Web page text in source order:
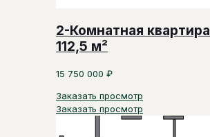
2-Комнатная квартира
112,5 м²
15 750 000 ₽
Заказать просмотр
Заказать просмотр